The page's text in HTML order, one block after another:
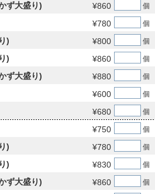
ず大盛り) ¥860 個
¥780 個
) ¥800 個
) ¥860 個
ず大盛り) ¥880 個
¥600 個
¥680 個
¥750 個
) ¥780 個
) ¥830 個
ず大盛り) ¥860 個